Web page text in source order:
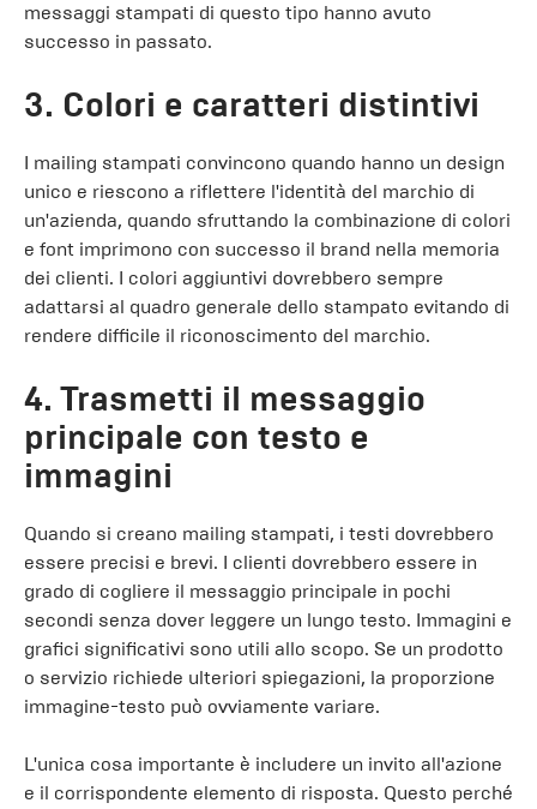
messaggi stampati di questo tipo hanno avuto
successo in passato.
3. Colori e caratteri distintivi
I mailing stampati convincono quando hanno un design
unico e riescono a riflettere l'identità del marchio di
un'azienda, quando sfruttando la combinazione di colori
e font imprimono con successo il brand nella memoria
dei clienti. I colori aggiuntivi dovrebbero sempre
adattarsi al quadro generale dello stampato evitando di
rendere difficile il riconoscimento del marchio.
4. Trasmetti il ​​messaggio
principale con testo e
immagini
Quando si creano mailing stampati, i testi dovrebbero
essere precisi e brevi. I clienti dovrebbero essere in
grado di cogliere il messaggio principale in pochi
secondi senza dover leggere un lungo testo. Immagini e
grafici significativi sono utili allo scopo. Se un prodotto
o servizio richiede ulteriori spiegazioni, la proporzione
immagine-testo può ovviamente variare.
L'unica cosa importante è includere un invito all'azione
e il corrispondente elemento di risposta. Questo perché